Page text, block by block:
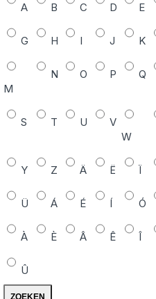
A B C D E
G H I J K
M
N O P Q
S T U
V
W
Y Z Ä Ë Ï
Ü Á É Í Ó
À È Â Ê Î
Û